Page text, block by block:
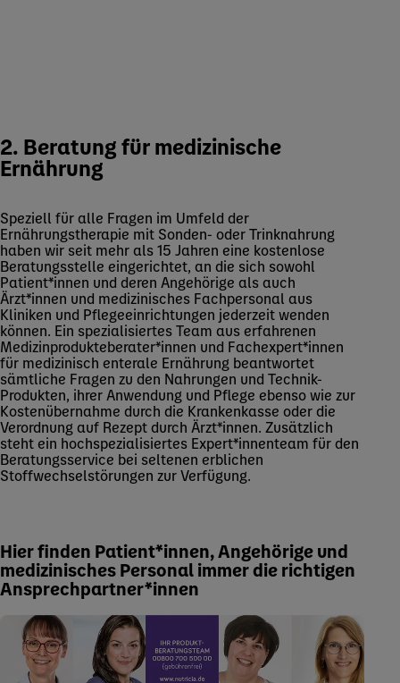
2. Beratung für medizinische
Ernährung
Speziell für alle Fragen im Umfeld der
Ernährungstherapie mit Sonden- oder Trinknahrung
haben wir seit mehr als 15 Jahren eine kostenlose
Beratungsstelle eingerichtet, an die sich sowohl
Patient*innen und deren Angehörige als auch
Ärzt*innen und medizinisches Fachpersonal aus
Kliniken und Pflegeeinrichtungen jederzeit wenden
können. Ein spezialisiertes Team aus erfahrenen
Medizinprodukteberater*innen und Fachexpert*innen
für medizinisch enterale Ernährung beantwortet
sämtliche Fragen zu den Nahrungen und Technik-
Produkten, ihrer Anwendung und Pflege ebenso wie zur
Kostenübernahme durch die Krankenkasse oder die
Verordnung auf Rezept durch Ärzt*innen. Zusätzlich
steht ein hochspezialisiertes Expert*innenteam für den
Beratungsservice bei seltenen erblichen
Stoffwechselstörungen zur Verfügung.
Hier finden Patient*innen, Angehörige und
medizinisches Personal immer die richtigen
Ansprechpartner*innen